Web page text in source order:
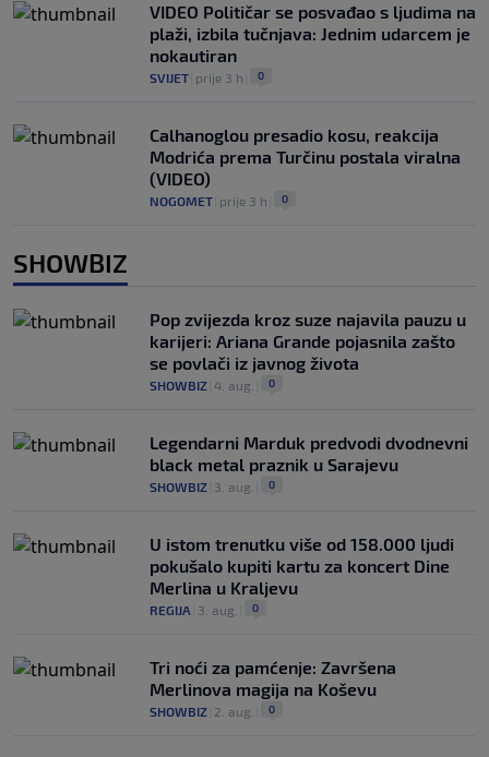
VIDEO Političar se posvađao s ljudima na
plaži, izbila tučnjava: Jednim udarcem je
nokautiran
SVIJET prije 3 h 0
Calhanoglou presadio kosu, reakcija
Modrića prema Turčinu postala viralna
(VIDEO)
NOGOMET prije 3 h 0
SHOWBIZ
Pop zvijezda kroz suze najavila pauzu u
karijeri: Ariana Grande pojasnila zašto
se povlači iz javnog života
SHOWBIZ 4. aug. 0
Legendarni Marduk predvodi dvodnevni
black metal praznik u Sarajevu
SHOWBIZ 3. aug. 0
U istom trenutku više od 158.000 ljudi
pokušalo kupiti kartu za koncert Dine
Merlina u Kraljevu
REGIJA 3. aug. 0
Tri noći za pamćenje: Završena
Merlinova magija na Koševu
SHOWBIZ 2. aug. 0